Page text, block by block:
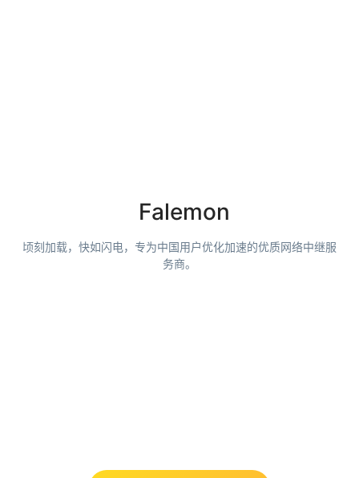
Falemon
顷刻加载，快如闪电，专为中国用户优化加速的优质网络中继服
务商。